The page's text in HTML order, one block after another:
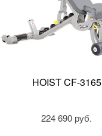
HOIST CF-3165
224 690 руб.